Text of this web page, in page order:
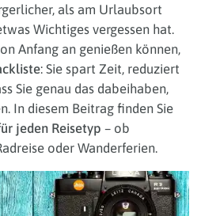
als am Urlaubsort
Wichtiges vergessen hat.
Anfang an genießen können,
: Sie spart Zeit, reduziert
Sie genau das dabeihaben,
In diesem Beitrag finden Sie
jeden Reisetyp – ob
oder Wanderferien.